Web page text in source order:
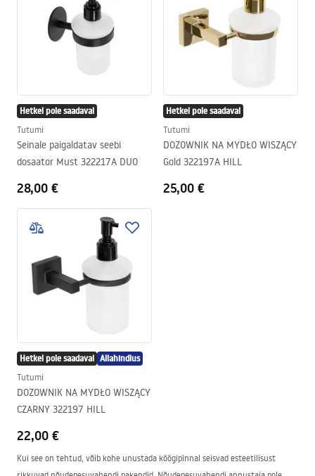
Hetkel pole saadaval
Tutumi
Seinale paigaldatav seebi
dosaator Must 322217A DUO
28,00 €
Hetkel pole saadaval
Tutumi
DOZOWNIK NA MYDŁO WISZĄCY
Gold 322197A HILL
25,00 €
Hetkel pole saadaval Allahindlus
Tutumi
DOZOWNIK NA MYDŁO WISZĄCY
CZARNY 322197 HILL
22,00 €
Kui see on tehtud, võib kohe unustada köögipinnal seisvad esteetilisust